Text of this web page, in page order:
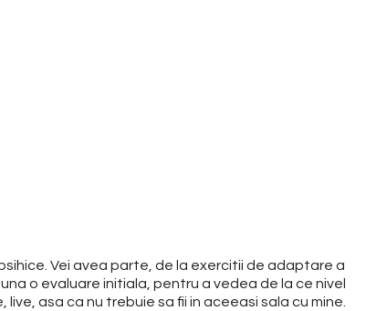
Vei avea parte, de la exercitii de adaptare a
o evaluare initiala, pentru a vedea de la ce nivel
asa ca nu trebuie sa fii in aceeasi sala cu mine.